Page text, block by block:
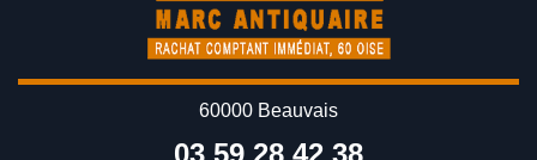
60000 Beauvais